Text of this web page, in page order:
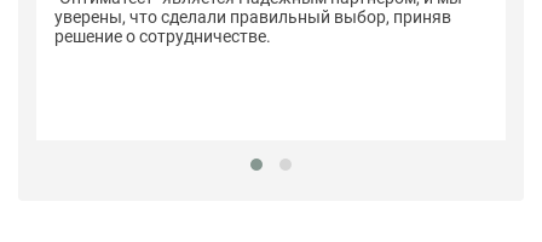
уверены, что сделали правильный выбор, приняв
решение о сотрудничестве.